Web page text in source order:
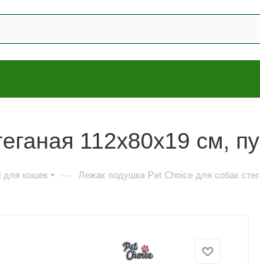
112х80х19 см,
для кошек — Лежак подушка Pet Choice для собак